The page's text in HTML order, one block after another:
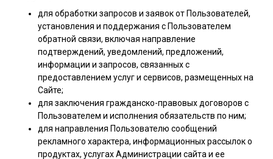
для обработки запросов и заявок от Пользователей,
установления и поддержания с Пользователем
обратной связи, включая направление
подтверждений, уведомлений, предложений,
информации и запросов, связанных с
предоставлением услуг и сервисов, размещенных на
Сайте;
для заключения гражданско-правовых договоров с
Пользователем и исполнения обязательств по ним;
для направления Пользователю сообщений
рекламного характера, информационных рассылок о
продуктах, услугах Администрации сайта и ее